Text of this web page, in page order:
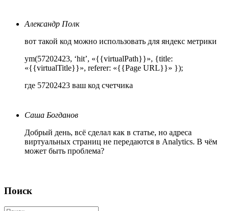
Александр Полк
вот такой код можно использовать для яндекс метрики
ym(57202423, ‘hit’, «{{virtualPath}}», {title:
«{{virtualTitle}}», referer: «{{Page URL}}» });
где 57202423 ваш код счетчика
Саша Богданов
Добрый день, всё сделал как в статье, но адреса
виртуальных страниц не передаются в Analytics. В чём
может быть проблема?
Поиск